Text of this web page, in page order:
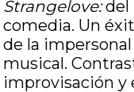
Strangelove:del
comedia. Un
de la impersonal
musical.
improvisación